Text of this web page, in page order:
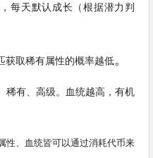
每天默认成长（根据潜力判
获取稀有属性的概率越低。
稀有、高级。血统越高，有机
性、血统皆可以通过消耗代币来